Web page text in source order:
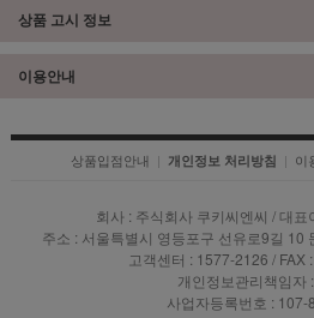
상품 고시 정보
이용안내
상품입점안내 | 개인정보 처리방침 | 이
회사 : 주식회사 쿠키씨엔씨 / 대표
주소 : 서울특별시 영등포구 선유로9길 10
고객센터 : 1577-2126 / FAX
개인정보관리책임자
사업자등록번호 : 107-